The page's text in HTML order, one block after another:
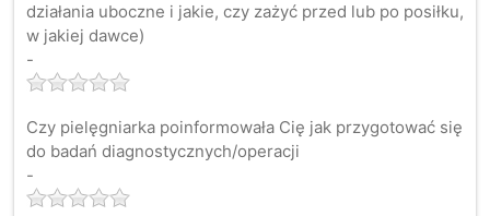
działania uboczne i jakie, czy zażyć przed lub po posiłku,
w jakiej dawce)
-
Czy pielęgniarka poinformowała Cię jak przygotować się
do badań diagnostycznych/operacji
-